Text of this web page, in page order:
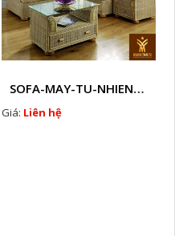
SOFA-MAY-TU-NHIEN-HTT - M70
Giá: Liên hệ